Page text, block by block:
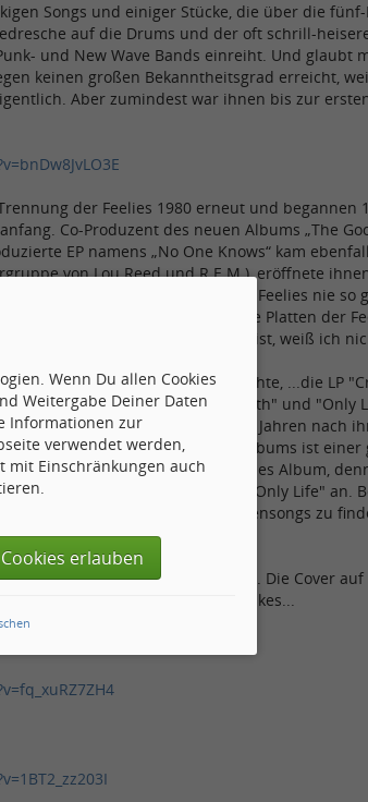
Songs und einiger Stücke, die über die
auf die Drums und der oft schrill-
und New Wave Bands einreiht. Und glaubt
keinen großen Bekanntheitsgrad erreicht,
Aber zumindest war ihnen bis zur
der Feelies 1980 erneut und begannen
Co-Produzent des neuen Albums „The
EP namens „No One Knows“ kam
von Lou Reed und R.E.M.), eröffnete
begrüßt. Jedoch kamen The Feelies nie so
Interessanterweise waren die Platten der
Ob dies auch heute noch so ist, weiß ich
auch noch mit sich brachte, ...die LP
die beiden Alben "The Good Earth" und "Only
mit einem Abstand von sechs Jahren nach
die Verspieltheit des ersten Albums ist einer
geschielt wird. Ein rundes Album,
Fast nahtlos schließt hier "Only Life" an.
einige schöne, melodiöse Gitarrensongs zu
hervorbringen mag. Die Cover
Musi jenseits des Plattenschrankes...
Wenn Du allen Cookies
Weitergabe Deiner Daten
Informationen zur
verwendet werden,
mit Einschränkungen auch
erlauben